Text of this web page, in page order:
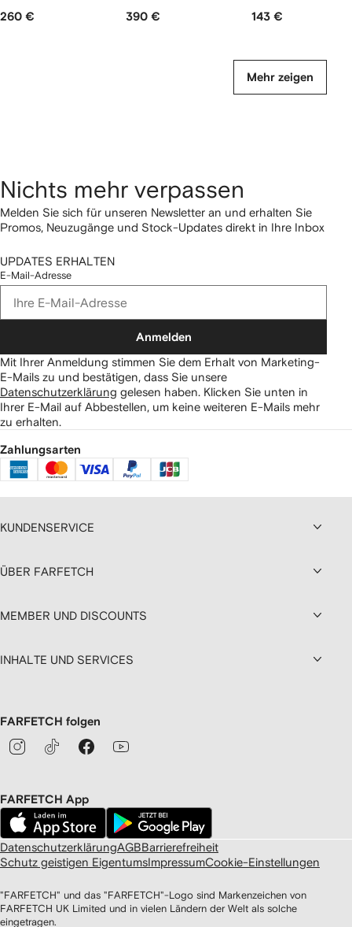
260 € 390 € 143 €
Mehr zeigen
Nichts mehr verpassen
Melden Sie sich für unseren Newsletter an und erhalten Sie
Promos, Neuzugänge und Stock-Updates direkt in Ihre Inbox
UPDATES ERHALTEN
E-Mail-Adresse
Anmelden
Mit Ihrer Anmeldung stimmen Sie dem Erhalt von Marketing-
E-Mails zu und bestätigen, dass Sie unsere
Datenschutzerklärung gelesen haben. Klicken Sie unten in
Ihrer E-Mail auf Abbestellen, um keine weiteren E-Mails mehr
zu erhalten.
Zahlungsarten
KUNDENSERVICE
ÜBER FARFETCH
MEMBER UND DISCOUNTS
INHALTE UND SERVICES
FARFETCH folgen
FARFETCH App
DatenschutzerklärungAGBBarrierefreiheit
Schutz geistigen EigentumsImpressumCookie-Einstellungen
"FARFETCH" und das "FARFETCH"-Logo sind Markenzeichen von
FARFETCH UK Limited und in vielen Ländern der Welt als solche
eingetragen.